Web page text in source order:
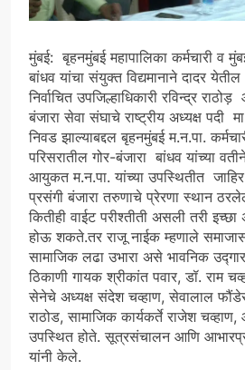
मुंबई: बृहनमुंबई महापालिका कर्मचारी व
बांधव यांचा संयुक्त विद्यमानाने दादर
निर्वाचित उपजिल्हाधिकारी रविन्द्र
बंजारा सेवा संघाचे राष्ट्रीय अध्यक्ष पदी
निवड झाल्याबद्दल बृहनमुंबई म.न.पा.
परिसरातील गोर-बंजारा बांधव यांच्या
आयुकत म.न.पा. यांच्या उपस्थितीत
प्रसंगी बंजारा तरुणाचे प्रेरणा स्थान
कितीही वाईट परीश्तीती असली तरी
होऊ शकते.तर राजू नाईक म्हणाले
सामाजिक लढा उभारा असे भावनिक
ठिकाणी गायक श्रीकांत पवार, डॉ. राम
सेनेचे अध्यक्ष संदेश चव्हाण, सेवालाल
राठोड, सामाजिक कार्यकर्ते राजेश
उपस्थित होते. सूत्रसंचालन आणि
यांनी केले.